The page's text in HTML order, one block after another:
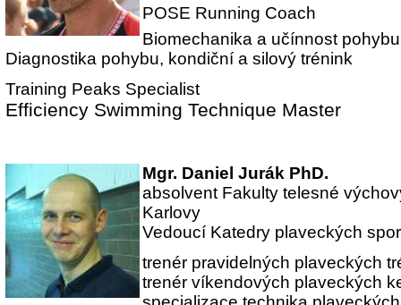
POSE Running Coach
Biomechanika a učínnost pohybu
Diagnostika pohybu, kondiční a silový trénink
Training Peaks Specialist
Efficiency Swimming Technique Master
Mgr. Daniel Jurák PhD.
absolvent Fakulty telesné
Karlovy
Vedoucí Katedry plaveckých
trenér pravidelných plaveckých
trenér víkendových plaveckých